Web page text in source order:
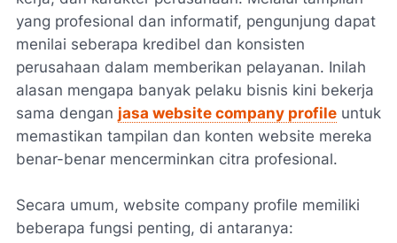
yang profesional dan informatif, pengunjung dapat
menilai seberapa kredibel dan konsisten
perusahaan dalam memberikan pelayanan. Inilah
alasan mengapa banyak pelaku bisnis kini bekerja
sama dengan jasa website company profile untuk
memastikan tampilan dan konten website mereka
benar-benar mencerminkan citra profesional.
Secara umum, website company profile memiliki
beberapa fungsi penting, di antaranya: